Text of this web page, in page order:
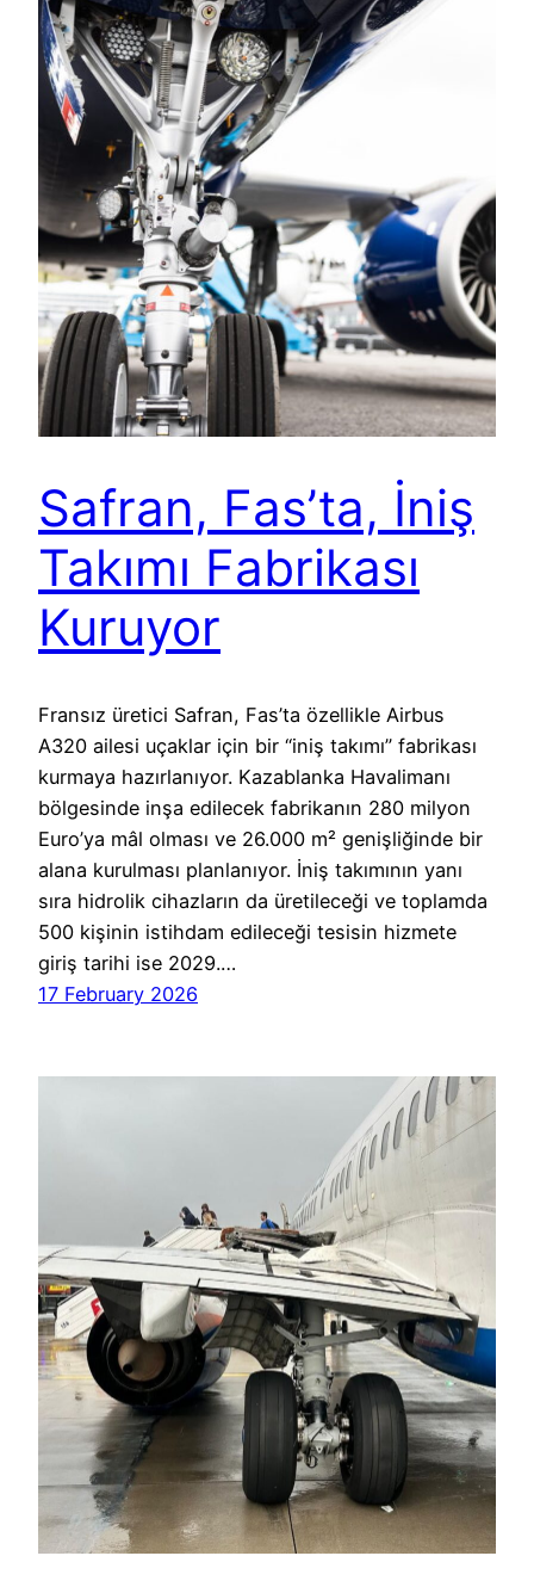
Safran, Fas’ta, İniş
Takımı Fabrikası
Kuruyor
Fransız üretici Safran, Fas’ta özellikle Airbus
A320 ailesi uçaklar için bir “iniş takımı” fabrikası
kurmaya hazırlanıyor. Kazablanka Havalimanı
bölgesinde inşa edilecek fabrikanın 280 milyon
Euro’ya mâl olması ve 26.000 m² genişliğinde bir
alana kurulması planlanıyor. İniş takımının yanı
sıra hidrolik cihazların da üretileceği ve toplamda
500 kişinin istihdam edileceği tesisin hizmete
giriş tarihi ise 2029.…
17 February 2026